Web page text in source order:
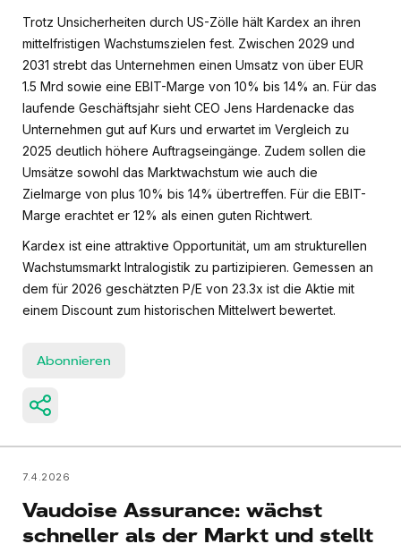
Trotz Unsicherheiten durch US-Zölle hält Kardex an ihren
mittelfristigen Wachstumszielen fest. Zwischen 2029 und
2031 strebt das Unternehmen einen Umsatz von über EUR
1.5 Mrd sowie eine EBIT-Marge von 10% bis 14% an. Für das
laufende Geschäftsjahr sieht CEO Jens Hardenacke das
Unternehmen gut auf Kurs und erwartet im Vergleich zu
2025 deutlich höhere Auftragseingänge. Zudem sollen die
Umsätze sowohl das Marktwachstum wie auch die
Zielmarge von plus 10% bis 14% übertreffen. Für die EBIT-
Marge erachtet er 12% als einen guten Richtwert.
Kardex ist eine attraktive Opportunität, um am strukturellen
Wachstumsmarkt Intralogistik zu partizipieren. Gemessen an
dem für 2026 geschätzten P/E von 23.3x ist die Aktie mit
einem Discount zum historischen Mittelwert bewertet.
Abonnieren
7.4.2026
Vaudoise Assurance: wächst
schneller als der Markt und stellt